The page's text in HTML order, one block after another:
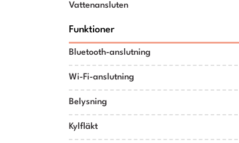
Vattenansluten
Funktioner
Bluetooth-anslutning
Wi-Fi-anslutning
Belysning
Kylfläkt